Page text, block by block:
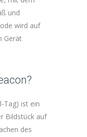
und
wird auf
Gerät
Tag) ist ein
Bildstück auf
des